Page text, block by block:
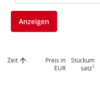
Anzeigen
Zeit
Preis in
EUR
Stückum
satz1